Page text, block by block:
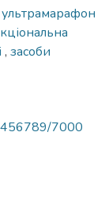
ультрамарафон
, засоби
7000